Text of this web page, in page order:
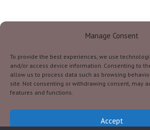
Manage Consent
To provide the best experiences, we use
and/or access device information. Consenting to
allow us to process data such as browsing
site. Not consenting or withdrawing consent, may
features and functions.
Accept
Szkoła Podstawowa Im.
Siekierczynie
Siekierczyna 68, 33-192